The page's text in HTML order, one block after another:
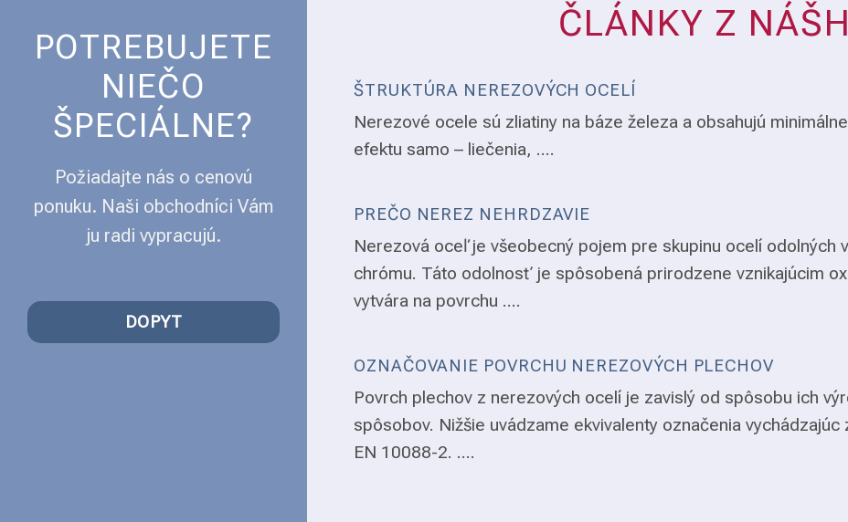
POTREBUJETE
NIEČO
ŠPECIÁLNE?
Požiadajte nás o cenovú
ponuku. Naši obchodníci Vám
ju radi vypracujú.
DOPYT
ČLÁNKY Z
ŠTRUKTÚRA NEREZOVÝCH OCELÍ
Nerezové ocele sú zliatiny na báze železa a obsahujú
efektu samo – liečenia, ....
PREČO NEREZ NEHRDZAVIE
Nerezová oceľ je všeobecný pojem pre skupinu ocelí odolných
chrómu. Táto odolnosť je spôsobená prirodzene vznikajúcim
vytvára na povrchu ....
OZNAČOVANIE POVRCHU NEREZOVÝCH PLECHOV
Povrch plechov z nerezových ocelí je zavislý od spôsobu ich
spôsobov. Nižšie uvádzame ekvivalenty označenia
EN 10088-2. ....